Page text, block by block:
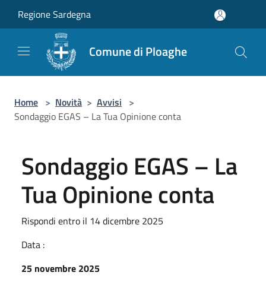
Regione Sardegna
Comune di Ploaghe
Home > Novità > Avvisi >
Sondaggio EGAS – La Tua Opinione conta
Sondaggio EGAS – La
Tua Opinione conta
Rispondi entro il 14 dicembre 2025
Data :
25 novembre 2025